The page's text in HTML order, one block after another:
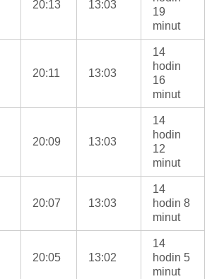
20:13 13:03
19
minut
20:11 13:03
14
hodin
16
minut
20:09 13:03
14
hodin
12
minut
20:07 13:03
14
hodin 8
minut
20:05 13:02
14
hodin 5
minut